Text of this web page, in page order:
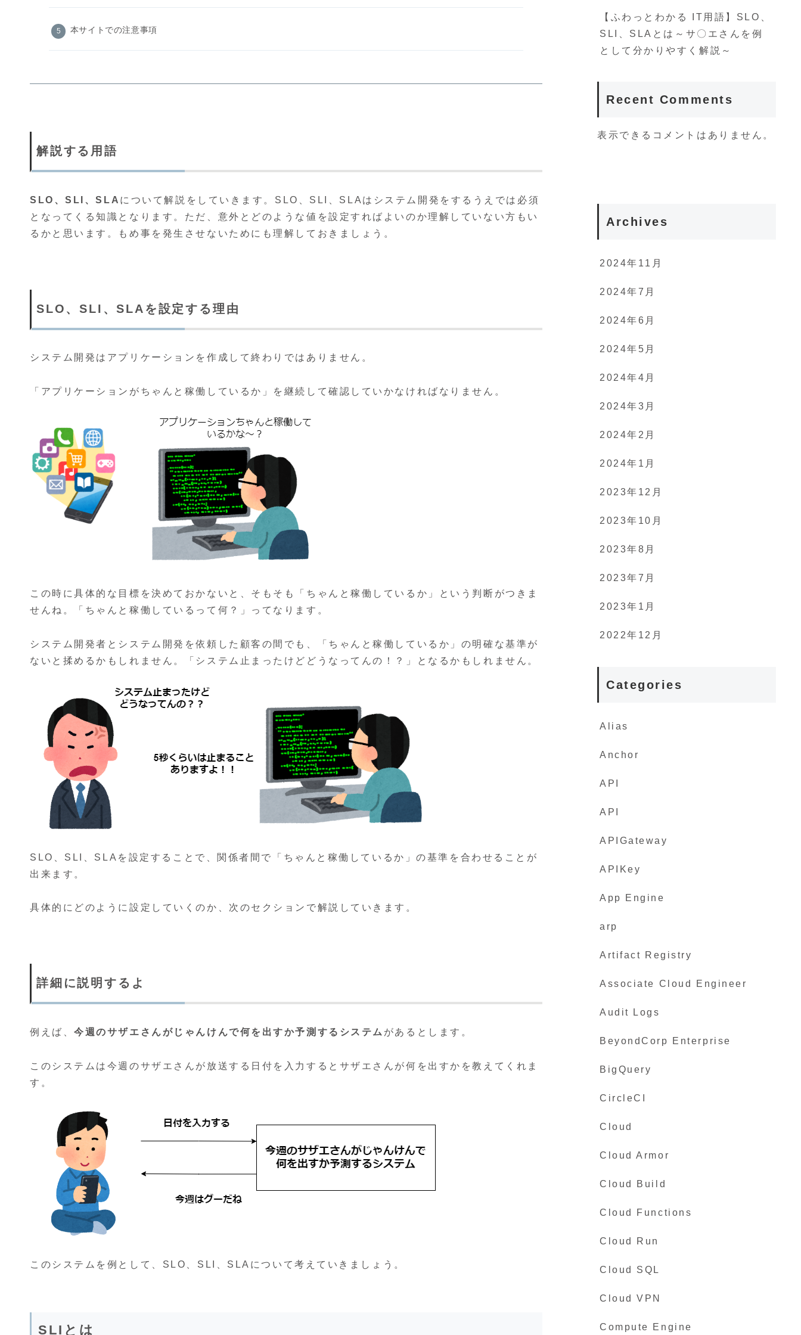
本サイトでの注意事項
解説する用語
SLO、SLI、SLA について解説をしていきます。SLO、SLI、SLAはシステム開発をするうえでは必須
となってくる知識となります。ただ、意外とどのような値を設定すればよいのか理解していない方もい
るかと思います。もめ事を発生させないためにも理解しておきましょう。
SLO、SLI、SLAを設定する理由
システム開発はアプリケーションを作成して終わりではありません。
「アプリケーションがちゃんと稼働しているか」を継続して確認していかなければなりません。
この時に具体的な目標を決めておかないと、そもそも「ちゃんと稼働しているか」という判断がつきま
せんね。「ちゃんと稼働しているって何？」ってなります。
システム開発者とシステム開発を依頼した顧客の間でも、「ちゃんと稼働しているか」の明確な基準が
ないと揉めるかもしれません。「システム止まったけどどうなってんの！？」となるかもしれません。
SLO、SLI、SLAを設定することで、関係者間で「ちゃんと稼働しているか」の基準を合わせることが
出来ます。
具体的にどのように設定していくのか、次のセクションで解説していきます。
詳細に説明するよ
例えば、今週のサザエさんがじゃんけんで何を出すか予測するシステム があるとします。
このシステムは今週のサザエさんが放送する日付を入力するとサザエさんが何を出すかを教えてくれま
す。
このシステムを例として、SLO、SLI、SLAについて考えていきましょう。
SLIとは
【ふわっとわかる IT用語】SLO、
SLI、SLAとは～サ〇エさんを例
として分かりやすく解説～
Recent Comments
表示できるコメントはありません。
Archives
2024年11月
2024年7月
2024年6月
2024年5月
2024年4月
2024年3月
2024年2月
2024年1月
2023年12月
2023年10月
2023年8月
2023年7月
2023年1月
2022年12月
Categories
Alias
Anchor
API
API
APIGateway
APIKey
App Engine
arp
Artifact Registry
Associate Cloud Engineer
Audit Logs
BeyondCorp Enterprise
BigQuery
CircleCI
Cloud
Cloud Armor
Cloud Build
Cloud Functions
Cloud Run
Cloud SQL
Cloud VPN
Compute Engine